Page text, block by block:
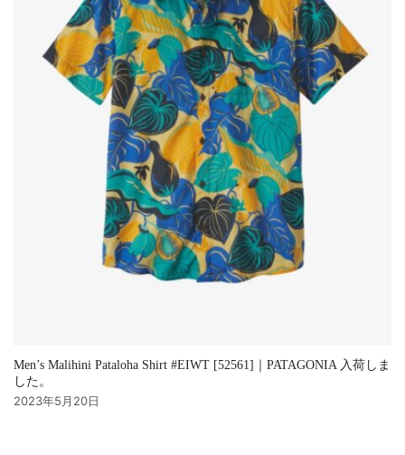
Men’s Malihini Pataloha Shirt #EIWT [52561]｜PATAGONIA 入荷しま
した。
2023年5月20日